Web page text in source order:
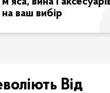
на ваш вибір
Від